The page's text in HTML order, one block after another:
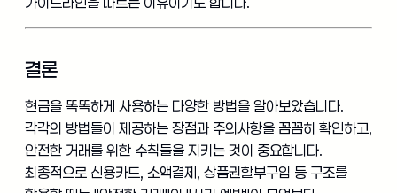
결론
현금을 똑똑하게 사용하는 다양한 방법을 알아보았습니다.
각각의 방법들이 제공하는 장점과 주의사항을 꼼꼼히 확인하고,
안전한 거래를 위한 수칙들을 지키는 것이 중요합니다.
최종적으로 신용카드, 소액결제, 상품권할부구입 등 구조를